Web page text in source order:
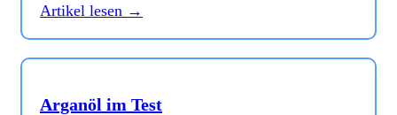
Artikel lesen →
Arganöl im Test